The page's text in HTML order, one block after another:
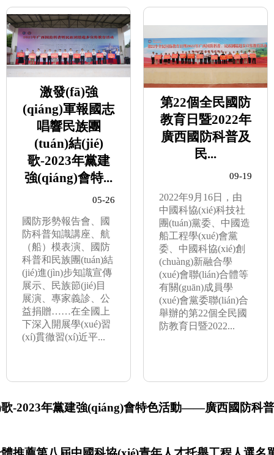
激發(fā)強
(qiáng)軍報國志
唱響民族團
(tuán)結(jié)
歌-2023年黨建
強(qiáng)會特...
05-26
國防形勢報告會、國
防科普知識講座、航
（船）模表演、國防
科普和民族團(tuán)結
(jié)進(jìn)步知識宣傳
展示、民族節(jié)目
展演、專家義診、公
益捐贈……在全國上
下深入開展學(xué)習
(xí)貫徹習(xí)近平...
第22個全民國防
教育日暨2022年
廣西國防科普及
民...
09-19
2022年9月16日，由
中國科協(xié)科技社
團(tuán)黨委、中國造
船工程學(xué)會黨
委、中國科協(xié)創
(chuàng)新融合學
(xué)會聯(lián)合體等
有關(guān)成員學
(xué)會黨委聯(lián)合
舉辦的第22個全民國
防教育日暨2022...
-2023年黨建強(qiáng)會特色活動——廣西國防科